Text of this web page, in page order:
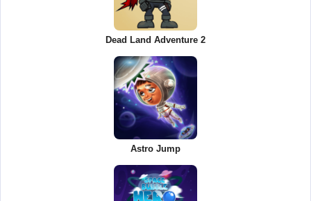
Dead Land Adventure 2
Astro Jump